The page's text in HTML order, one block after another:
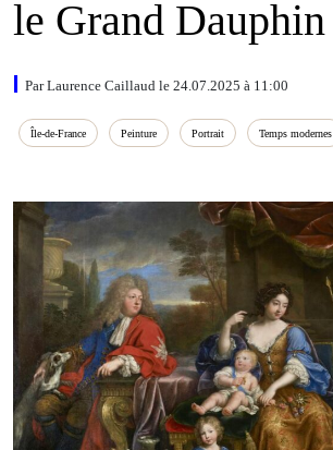
le Grand Dauphin
Par Laurence Caillaud le 24.07.2025 à 11:00
Île‑de‑France Peinture Portrait Temps modernes